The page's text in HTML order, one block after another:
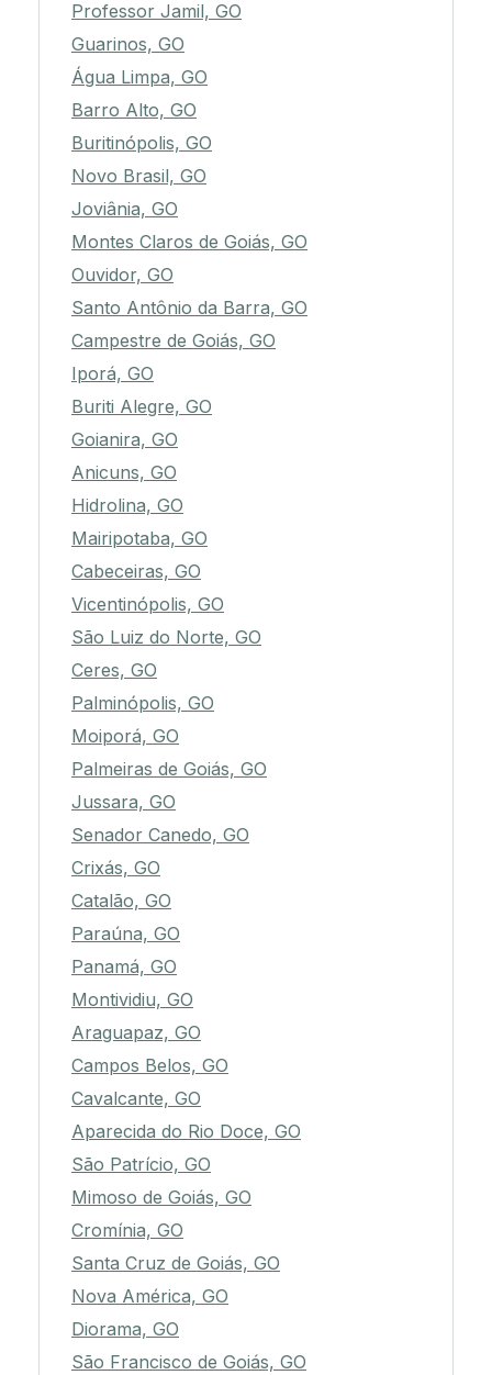
Professor Jamil, GO
Guarinos, GO
Água Limpa, GO
Barro Alto, GO
Buritinópolis, GO
Novo Brasil, GO
Joviânia, GO
Montes Claros de Goiás, GO
Ouvidor, GO
Santo Antônio da Barra, GO
Campestre de Goiás, GO
Iporá, GO
Buriti Alegre, GO
Goianira, GO
Anicuns, GO
Hidrolina, GO
Mairipotaba, GO
Cabeceiras, GO
Vicentinópolis, GO
São Luiz do Norte, GO
Ceres, GO
Palminópolis, GO
Moiporá, GO
Palmeiras de Goiás, GO
Jussara, GO
Senador Canedo, GO
Crixás, GO
Catalão, GO
Paraúna, GO
Panamá, GO
Montividiu, GO
Araguapaz, GO
Campos Belos, GO
Cavalcante, GO
Aparecida do Rio Doce, GO
São Patrício, GO
Mimoso de Goiás, GO
Cromínia, GO
Santa Cruz de Goiás, GO
Nova América, GO
Diorama, GO
São Francisco de Goiás, GO